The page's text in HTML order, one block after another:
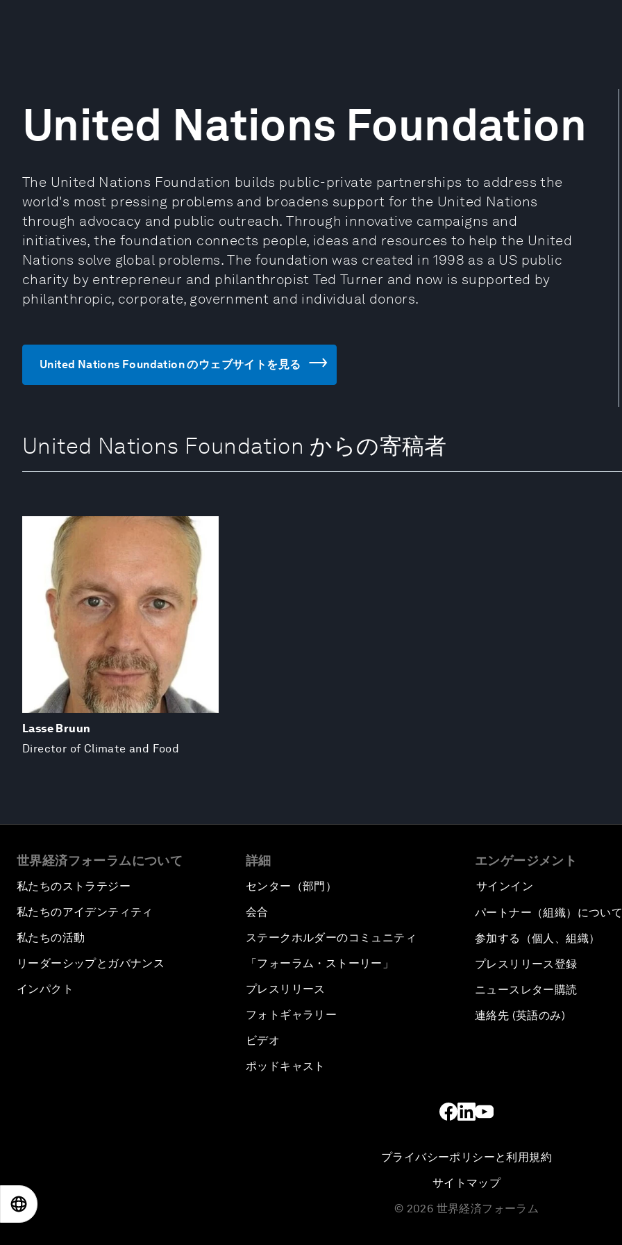
United Nations Foundation
The United Nations Foundation builds public-private partnerships to address the
world's most pressing problems and broadens support for the United Nations
through advocacy and public outreach. Through innovative campaigns and
initiatives, the foundation connects people, ideas and resources to help the United
Nations solve global problems. The foundation was created in 1998 as a US public
charity by entrepreneur and philanthropist Ted Turner and now is supported by
philanthropic, corporate, government and individual donors.
United Nations Foundation のウェブサイトを見る
United Nations Foundation からの寄稿者
Lasse Bruun
Director of Climate and Food
世界経済フォーラムについて
私たちのストラテジー
私たちのアイデンティティ
私たちの活動
リーダーシップとガバナンス
インパクト
詳細
センター（部門）
会合
ステークホルダーのコミュニティ
「フォーラム・ストーリー」
プレスリリース
フォトギャラリー
ビデオ
ポッドキャスト
エンゲージメント
サインイン
パートナー（組織）につい
参加する（個人、組織）
プレスリリース登録
ニュースレター購読
連絡先 (英語のみ)
プライバシーポリシーと利用規約
サイトマップ
© 2026 世界経済フォーラム